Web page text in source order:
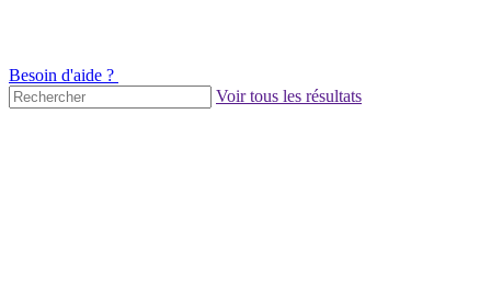
Besoin d'aide ?
Voir tous les résultats